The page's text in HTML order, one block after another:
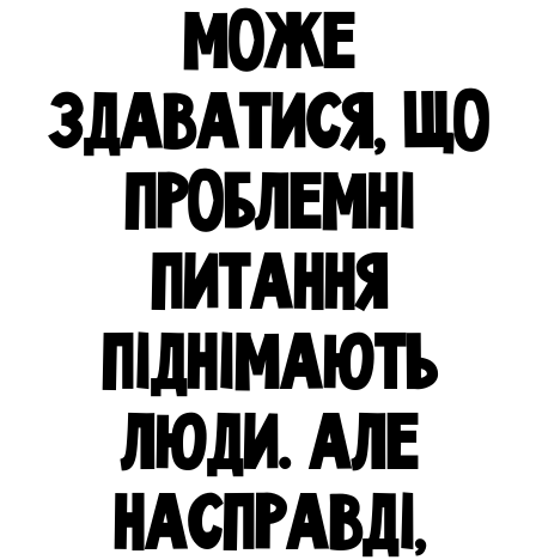
МОЖЕ
ЗДАВАТИСЯ, ЩО
ПРОБЛЕМНІ
ПИТАННЯ
ПІДНІМАЮТЬ
ЛЮДИ. АЛЕ
НАСПРАВДІ,